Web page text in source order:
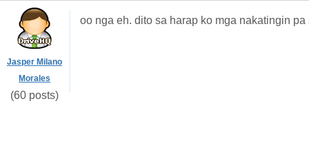
Jasper Milano
Morales
(60 posts)
oo nga eh. dito sa harap ko mga nakatingin